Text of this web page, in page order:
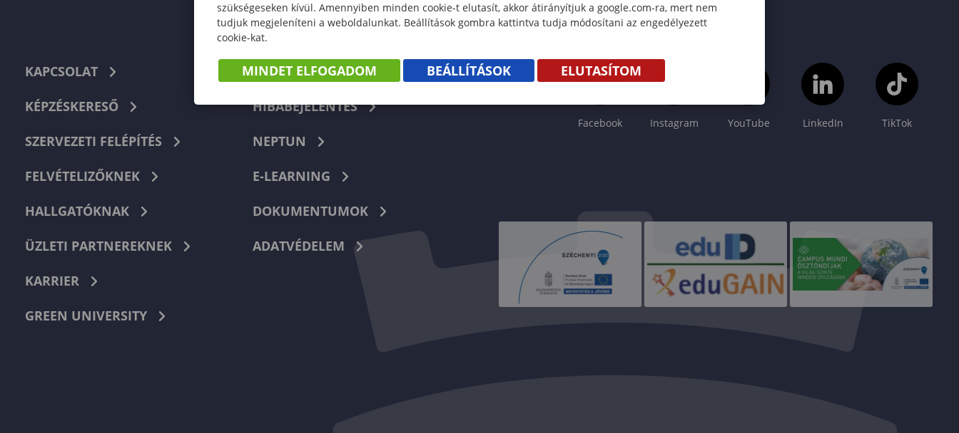
KAPCSOLAT
KÉPZÉSKERESŐ
SZERVEZETI FELÉPÍTÉS
FELVÉTELIZŐKNEK
HALLGATÓKNAK
ÜZLETI PARTNEREKNEK
KARRIER
GREEN UNIVERSITY
TELEFONKÖNYV
HIBABEJELENTÉS
NEPTUN
E-LEARNING
DOKUMENTUMOK
ADATVÉDELEM
Facebook Instagram YouTube LinkedIn TikTok
szükségeseken kívül. Amennyiben minden cookie-t elutasít, akkor átirányítjuk a google.com-ra, mert nem
tudjuk megjeleníteni a weboldalunkat. Beállítások gombra kattintva tudja módosítani az engedélyezett
cookie-kat.
MINDET ELFOGADOM BEÁLLÍTÁSOK ELUTASÍTOM